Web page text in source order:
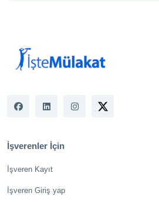
İşverenler İçin
İşveren Kayıt
İşveren Giriş yap